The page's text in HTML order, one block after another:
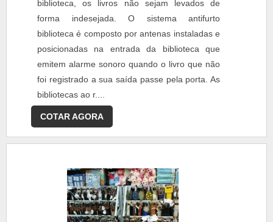
biblioteca, os livros não sejam levados de
forma indesejada. O sistema antifurto
biblioteca é composto por antenas instaladas e
posicionadas na entrada da biblioteca que
emitem alarme sonoro quando o livro que não
foi registrado a sua saída passe pela porta. As
bibliotecas ao r....
COTAR AGORA